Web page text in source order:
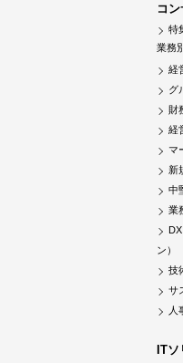
コ
特
業務
経
グ
財
経
マ
新
中
業
ン）
技
サ
人
ITソ